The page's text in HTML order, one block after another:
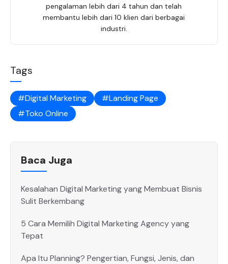
pengalaman lebih dari 4 tahun dan telah
membantu lebih dari 10 klien dari berbagai
industri.
Tags
Digital Marketing
Landing Page
Toko Online
Baca Juga
Kesalahan Digital Marketing yang Membuat Bisnis
Sulit Berkembang
5 Cara Memilih Digital Marketing Agency yang
Tepat
Apa Itu Planning? Pengertian, Fungsi, Jenis, dan